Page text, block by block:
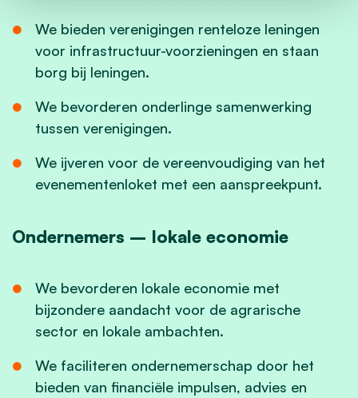
We bieden verenigingen renteloze leningen
voor infrastructuur-voorzieningen en staan
borg bij leningen.
We bevorderen onderlinge samenwerking
tussen verenigingen.
We ijveren voor de vereenvoudiging van het
evenementenloket met een aanspreekpunt.
Ondernemers – lokale economie
We bevorderen lokale economie met
bijzondere aandacht voor de agrarische
sector en lokale ambachten.
We faciliteren ondernemerschap door het
bieden van financiële impulsen, advies en